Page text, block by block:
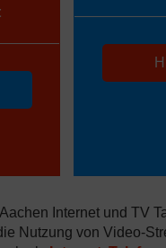
Internet und TV
Nutzung von Video-